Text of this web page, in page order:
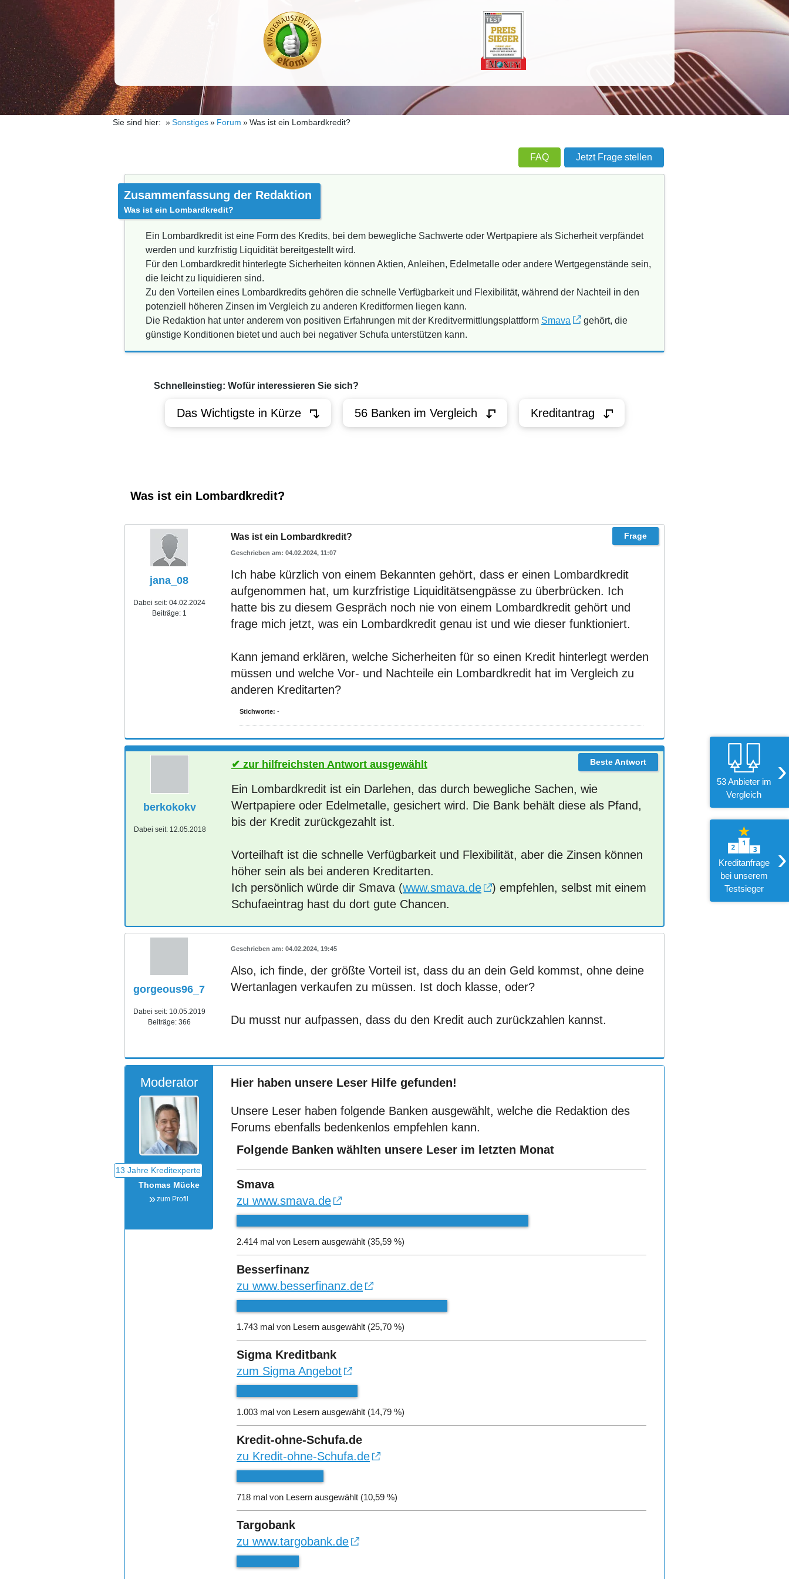
53 Anbieter im
Vergleich
›
Kreditanfrage
bei unserem
Testsieger
›
Sie sind hier: Sonstiges Forum Was ist ein Lombardkredit?
FAQ Jetzt Frage stellen
Zusammenfassung der Redaktion
Was ist ein Lombardkredit?
Ein Lombardkredit ist eine Form des Kredits, bei dem bewegliche Sachwerte oder Wertpapiere als Sicherheit verpfändet
werden und kurzfristig Liquidität bereitgestellt wird.
Für den Lombardkredit hinterlegte Sicherheiten können Aktien, Anleihen, Edelmetalle oder andere Wertgegenstände sein,
die leicht zu liquidieren sind.
Zu den Vorteilen eines Lombardkredits gehören die schnelle Verfügbarkeit und Flexibilität, während der Nachteil in den
potenziell höheren Zinsen im Vergleich zu anderen Kreditformen liegen kann.
Die Redaktion hat unter anderem von positiven Erfahrungen mit der Kreditvermittlungsplattform Smava
gehört, die
günstige Konditionen bietet und auch bei negativer Schufa unterstützen kann.
Schnelleinstieg: Wofür interessieren Sie sich?
Das Wichtigste in Kürze 56 Banken im Vergleich Kreditantrag
Was ist ein Lombardkredit?
jana_08
Dabei seit: 04.02.2024
Beiträge: 1
Was ist ein Lombardkredit?
04.02.2024, 11:07
Ich habe kürzlich von einem Bekannten gehört, dass er einen Lombardkredit
aufgenommen hat, um kurzfristige Liquiditätsengpässe zu überbrücken. Ich
hatte bis zu diesem Gespräch noch nie von einem Lombardkredit gehört und
frage mich jetzt, was ein Lombardkredit genau ist und wie dieser funktioniert.
Kann jemand erklären, welche Sicherheiten für so einen Kredit hinterlegt werden
müssen und welche Vor- und Nachteile ein Lombardkredit hat im Vergleich zu
anderen Kreditarten?
Stichworte: -
berkokokv
Dabei seit: 12.05.2018
zur hilfreichsten Antwort ausgewählt
Ein Lombardkredit ist ein Darlehen, das durch bewegliche Sachen, wie
Wertpapiere oder Edelmetalle, gesichert wird. Die Bank behält diese als Pfand,
bis der Kredit zurückgezahlt ist.
Vorteilhaft ist die schnelle Verfügbarkeit und Flexibilität, aber die Zinsen können
höher sein als bei anderen Kreditarten.
Ich persönlich würde dir Smava (www.smava.de
) empfehlen, selbst mit einem
Schufaeintrag hast du dort gute Chancen.
gorgeous96_7
Dabei seit: 10.05.2019
Beiträge: 366
04.02.2024, 19:45
Also, ich finde, der größte Vorteil ist, dass du an dein Geld kommst, ohne deine
Wertanlagen verkaufen zu müssen. Ist doch klasse, oder?
Du musst nur aufpassen, dass du den Kredit auch zurückzahlen kannst.
Moderator
Thomas Mücke
zum Profil
Hier haben unsere Leser Hilfe gefunden!
Unsere Leser haben folgende Banken ausgewählt, welche die Redaktion des
Forums ebenfalls bedenkenlos empfehlen kann.
Folgende Banken wählten unsere Leser im letzten Monat
Smava
zu www.smava.de
2.414 mal von Lesern ausgewählt (35,59 %)
Besserfinanz
zu www.besserfinanz.de
1.743 mal von Lesern ausgewählt (25,70 %)
Sigma Kreditbank
zum Sigma Angebot
1.003 mal von Lesern ausgewählt (14,79 %)
Kredit-ohne-Schufa.de
zu Kredit-ohne-Schufa.de
718 mal von Lesern ausgewählt (10,59 %)
Targobank
zu www.targobank.de